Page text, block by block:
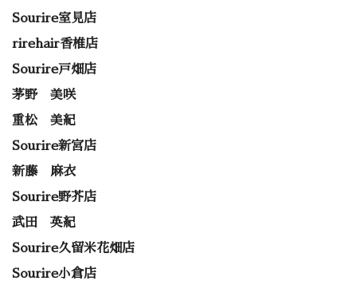
Sourire室見店
rirehair香椎店
Sourire戸畑店
茅野 美咲
重松 美紀
Sourire新宮店
新藤 麻衣
Sourire野芥店
武田 英紀
Sourire久留米花畑店
Sourire小倉店